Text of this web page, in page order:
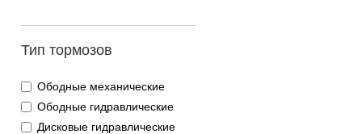
Тип тормозов
Ободные механические
Ободные гидравлические
Дисковые гидравлические